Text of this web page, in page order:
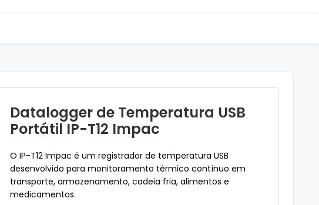
Datalogger de Temperatura USB
Portátil IP-T12 Impac
O IP-T12 Impac é um registrador de temperatura USB
desenvolvido para monitoramento térmico contínuo em
transporte, armazenamento, cadeia fria, alimentos e
medicamentos.